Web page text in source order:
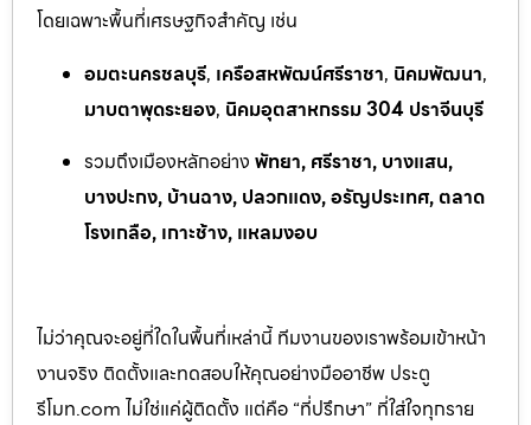
โดยเฉพาะพื้นที่เศรษฐกิจสำคัญ เช่น
อมตะนครชลบุรี, เครือสหพัฒน์ศรีราชา, นิคมพัฒนา,
มาบตาพุดระยอง, นิคมอุตสาหกรรม 304 ปราจีนบุรี
รวมถึงเมืองหลักอย่าง พัทยา, ศรีราชา, บางแสน,
บางปะกง, บ้านฉาง, ปลวกแดง, อรัญประเทศ, ตลาด
โรงเกลือ, เกาะช้าง, แหลมงอบ
ไม่ว่าคุณจะอยู่ที่ใดในพื้นที่เหล่านี้ ทีมงานของเราพร้อมเข้าหน้า
งานจริง ติดตั้งและทดสอบให้คุณอย่างมืออาชีพ ประตู
รีโมท.com ไม่ใช่แค่ผู้ติดตั้ง แต่คือ “ที่ปรึกษา” ที่ใส่ใจทุกราย